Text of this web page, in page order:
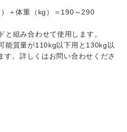
＋体重（kg）＝190～290
組み合わせて使用します。
能質量が110kg以下用と130kg以
。詳しくはお問い合わせくださ